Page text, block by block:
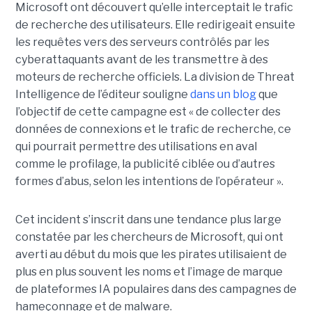
Microsoft ont découvert qu’elle interceptait le trafic
de recherche des utilisateurs. Elle redirigeait ensuite
les requêtes vers des serveurs contrôlés par les
cyberattaquants avant de les transmettre à des
moteurs de recherche officiels. La division de Threat
Intelligence de l’éditeur souligne dans un blogque
l’objectif de cette campagne est « de collecter des
données de connexions et le trafic de recherche, ce
qui pourrait permettre des utilisations en aval
comme le profilage, la publicité ciblée ou d’autres
formes d’abus, selon les intentions de l’opérateur ».
Cet incident s’inscrit dans une tendance plus large
constatée par les chercheurs de Microsoft, qui ont
averti au début du mois que les pirates utilisaient de
plus en plus souvent les noms et l’image de marque
de plateformes IA populaires dans des campagnes de
hameçonnage et de malware.